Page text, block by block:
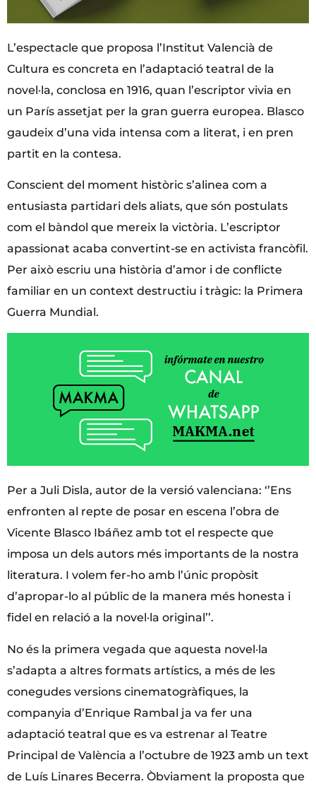
L’espectacle que proposa l’Institut Valencià de
Cultura es concreta en l’adaptació teatral de la
novel·la, conclosa en 1916, quan l’escriptor vivia en
un París assetjat per la gran guerra europea. Blasco
gaudeix d’una vida intensa com a literat, i en pren
partit en la contesa.
Conscient del moment històric s’alinea com a
entusiasta partidari dels aliats, que són postulats
com el bàndol que mereix la victòria. L’escriptor
apassionat acaba convertint-se en activista francòfil.
Per això escriu una història d’amor i de conflicte
familiar en un context destructiu i tràgic: la Primera
Guerra Mundial.
Per a Juli Disla, autor de la versió valenciana: ‘’Ens
enfronten al repte de posar en escena l’obra de
Vicente Blasco Ibáñez amb tot el respecte que
imposa un dels autors més importants de la nostra
literatura. I volem fer-ho amb l’únic propòsit
d’apropar-lo al públic de la manera més honesta i
fidel en relació a la novel·la original’’.
No és la primera vegada que aquesta novel·la
s’adapta a altres formats artístics, a més de les
conegudes versions cinematogràfiques, la
companyia d’Enrique Rambal ja va fer una
adaptació teatral que es va estrenar al Teatre
Principal de València a l’octubre de 1923 amb un text
de Luís Linares Becerra. Òbviament la proposta que